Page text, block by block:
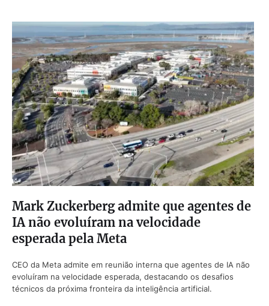
Mark Zuckerberg admite que agentes de
IA não evoluíram na velocidade
esperada pela Meta
CEO da Meta admite em reunião interna que agentes de IA não
evoluíram na velocidade esperada, destacando os desafios
técnicos da próxima fronteira da inteligência artificial.